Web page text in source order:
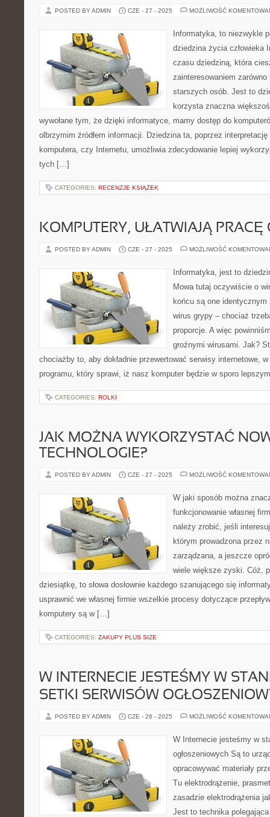
POSTED BY ADMIN CZE - 27 - 2025 MOŻLIWOŚĆ
Informatyka, to niezwykle
dziedzina życia człowieka
czasu dziedziną, która
zainteresowaniem zarówno
starszych osób. Jest to
korzysta znaczna
wywołane tym, że dzięki informatyce, mamy dostęp do
olbrzymim źródłem informacji. Dziedzina ta, poprzez
komputera, czy Internetu, umożliwia zdecydowanie lepiej
tych […]
CATEGORIES: RECENZJE KSIĄŻEK
KOMPUTERY, UŁATWIAJĄ PRACĘ
POSTED BY ADMIN CZE - 27 - 2025 MOŻLIWOŚĆ
Informatyka, jest to
Mowa tutaj oczywiście o
końcu są one identycznym
wirus grypy – chociaż
proporcje. A więc
groźnymi wirusami. Jak?
chociażby to, aby dokładnie przewertować serwisy internetowe,
programu, który sprawi, iż nasz komputer będzie w sporo
CATEGORIES: ROLKI
JAK MOŻNA WYKORZYSTAĆ
TECHNOLOGIE?
POSTED BY ADMIN CZE - 27 - 2025 MOŻLIWOŚĆ
W jaki sposób można
funkcjonowanie własnej
należy zrobić, jeśli
którym prowadzona przez
zarządzana, a jeszcze
wiele większe zyski. Cóż,
dziesiątkę, to słowa dosłownie każdego szanującego się
usprawnić we własnej firmie wszelkie procesy dotyczące
komputery są w […]
CATEGORIES: ZAKUPY PLUS SIZE
W INTERNECIE JESTEŚMY W
SETKI SERWISÓW
POSTED BY ADMIN CZE - 26 - 2025 MOŻLIWOŚĆ
W Internecie jesteśmy w
ogłoszeniowych Są to
opracowywać materiały
Tu elektrodrążenie,
zasadzie elektrodrążenia
Jest to technika